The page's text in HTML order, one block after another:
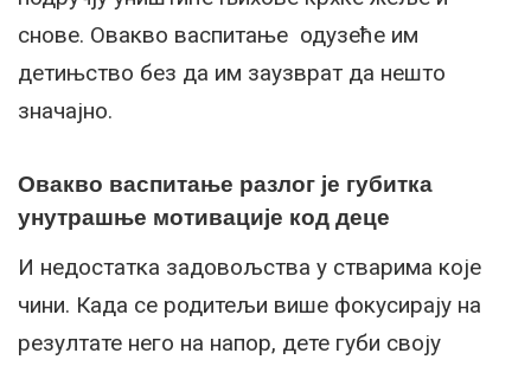
снове. Овакво васпитање одузеће им
детињство без да им заузврат да нешто
значајно.
Овакво васпитање разлог је губитка
унутрашње мотивације код деце
И недостатка задовољства у стварима које
чини. Када се родитељи више фокусирају на
резултате него на напор, дете губи своју